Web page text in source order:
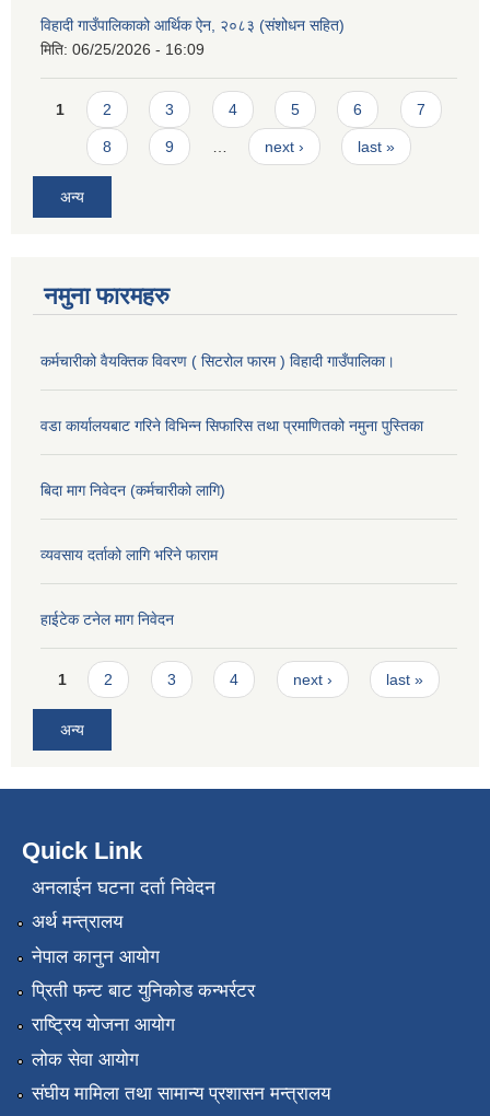
विहादी गाउँपालिकाको आर्थिक ऐन, २०८३ (संशोधन सहित)
मिति: 06/25/2026 - 16:09
Pages
1 2 3 4 5 6 7
8 9 next › last »
अन्य
नमुना फारमहरु
कर्मचारीको वैयक्तिक विवरण ( सिटरोल फारम ) विहादी गाउँपालिका।
वडा कार्यालयबाट गरिने विभिन्न सिफारिस तथा प्रमाणितको नमुना पुस्तिका
बिदा माग निवेदन (कर्मचारीको लागि)
व्यवसाय दर्ताको लागि भरिने फाराम
हाईटेक टनेल माग निवेदन
Pages
1 2 3 4 next › last »
अन्य
Quick Link
अनलाईन घटना दर्ता निवेदन
अर्थ मन्त्रालय
नेपाल कानुन आयोग
प्रिती फन्ट बाट युनिकोड कन्भर्रटर
राष्ट्रिय योजना आयोग
लोक सेवा आयोग
संघीय मामिला तथा सामान्य प्रशासन मन्त्रालय